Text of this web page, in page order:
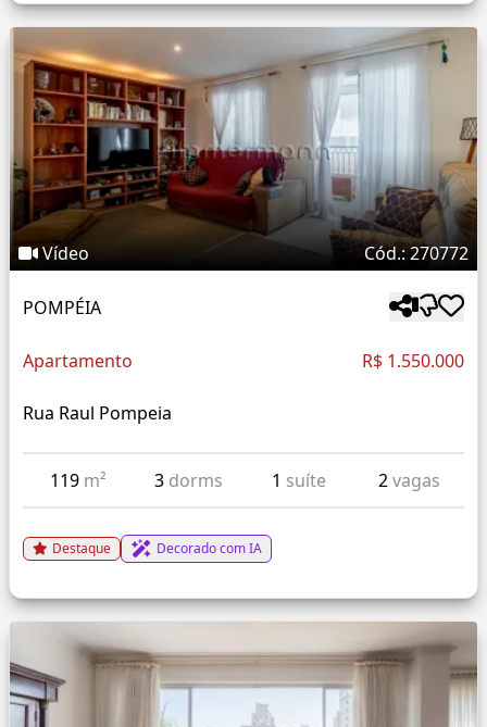
Vídeo Cód.: 270772
POMPÉIA
Apartamento R$ 1.550.000
Rua Raul Pompeia
119 m² 3 dorms 1 suíte 2vagas
Destaque Decorado com IA